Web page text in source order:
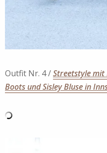
Outfit Nr. 4 /Streetstyle mit
Boots und Sisley Bluse in